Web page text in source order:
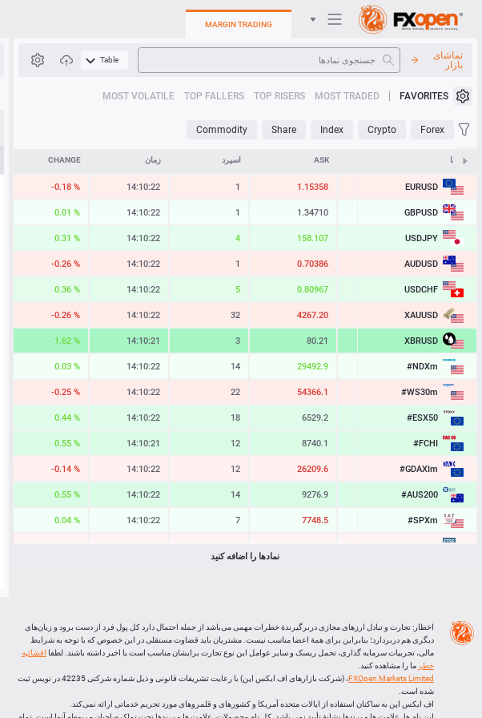
سیستم عامل های تجارت
MARGIN TRADING
تماشای
بازار
Table
FAVORITES
MOST TRADED
TOP RISERS
TOP FALLERS
MOST VOLATILE
Forex
Crypto
Index
Share
Commodity
نمادها ASK اسپرد زمان CHANGE
EURUSD
1.15357
1.15358
1
14:10:22
-0.18 %
GBPUSD
1.34709
1.34710
1
14:10:22
0.01 %
USDJPY
158.103
158.107
4
14:10:22
0.31 %
AUDUSD
0.70385
0.70386
1
14:10:22
-0.26 %
USDCHF
0.80962
0.80967
5
14:10:22
0.36 %
XAUUSD
4266.88
4267.20
32
14:10:22
-0.26 %
XBRUSD
80.18
80.21
3
14:10:21
1.62 %
#NDXm
29491.5
29492.9
14
14:10:22
0.03 %
#WS30m
54363.9
54366.1
22
14:10:22
-0.25 %
#ESX50
6527.4
6529.2
18
14:10:22
0.44 %
#FCHI
8738.9
8740.1
12
14:10:21
0.55 %
#GDAXIm
26208.4
26209.6
12
14:10:22
-0.14 %
#AUS200
9275.5
9276.9
14
14:10:22
0.55 %
#SPXm
7747.8
7748.5
7
14:10:22
0.04 %
LTCUSD
45.377
45.463
14:10:22
XRPUSD
1.04305
1.04455
150
14:09:55
-1.64 %
ETHUSD
1906.194
1906.806
612
14:09:55
-0.04 %
نمادها را اضافه کنید
اخطار: تجارت و تبادل ارزهای مجازی دربرگیرندۀ خطرات مهمی می‌باشد از جمله احتمال دارد کل پول فرد از دست برود و زیان‌های
دیگری هم دربردارد؛ بنابراین برای همۀ اعضا مناسب نیست. مشتریان باید قضاوت مستقلی در این خصوص که با توجه به شرایط
مالی، تجربیات سرمایه گذاری، تحمل ریسک و سایر عوامل این نوع تجارت برایشان مناسب است یا اخیر داشته باشند. لطفا افشائیه
خطر ما را مشاهده کنید.
FXOpen Markets Limited
، (شرکت بازارهای اف ایکس اپن) با رعايت تشريفات قانونی و ذیل شماره شرکتی 42235 در نویس ثبت
شده است.
اف ایکس اپن به ساکنان استفاده از ایالات متحده آمریکا و کشورهای و قلمروهای مورد تحریم خدماتی ارائه نمی‌کند.